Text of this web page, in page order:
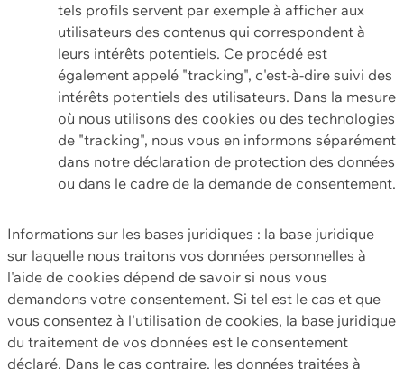
tels profils servent par exemple à afficher aux
utilisateurs des contenus qui correspondent à
leurs intérêts potentiels. Ce procédé est
également appelé "tracking", c'est-à-dire suivi des
intérêts potentiels des utilisateurs. Dans la mesure
où nous utilisons des cookies ou des technologies
de "tracking", nous vous en informons séparément
dans notre déclaration de protection des données
ou dans le cadre de la demande de consentement.
Informations sur les bases juridiques : la base juridique
sur laquelle nous traitons vos données personnelles à
l'aide de cookies dépend de savoir si nous vous
demandons votre consentement. Si tel est le cas et que
vous consentez à l'utilisation de cookies, la base juridique
du traitement de vos données est le consentement
déclaré. Dans le cas contraire, les données traitées à